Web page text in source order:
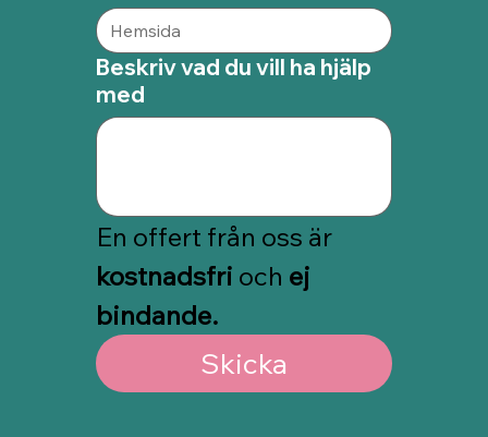
Beskriv vad du vill ha hjälp
med
kostnadsfri och ej
bindande.
Skicka